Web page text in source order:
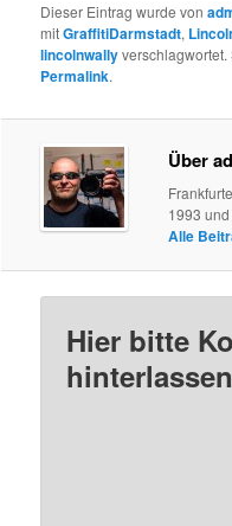
Dieser Eintrag wurde von
mitGraffitiDarmstadt,
lincolnwally
Permalink.
Über
1993
Alle
Hier bitte